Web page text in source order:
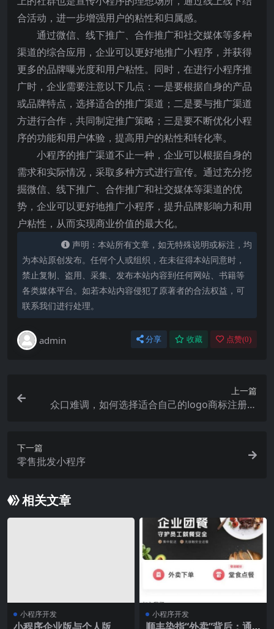
合活动，进一步增强用户的粘性和归属感。
通过微信、线下推广、合作推广和社交媒体等多种
渠道的综合应用，企业可以更好地推广小程序，并获得
更多的品牌曝光度和用户粘性。同时，在进行小程序推
广时，企业需要注意以下几点：一是要根据自身的产品
或品牌特点，选择适合的推广渠道；二是要与推广渠道
方进行合作，共同制定推广策略；三是要不断优化小程
序的功能和用户体验，提高用户的粘性和转化率。
小程序的推广渠道不止一种，企业可以根据自身的
需求和实际情况，采取多种方式进行宣传。通过充分挖
掘微信、线下推广、合作推广和社交媒体等渠道的优
势，企业可以更好地推广小程序，提升品牌影响力和用
户粘性，从而实现商业价值的最大化。
声明：本站所有文章，如无特殊说明或标注，均
为本站原创发布。任何个人或组织，在未征得本站同意时，
禁止复制、盗用、采集、发布本站内容到任何网站、书籍等
各类媒体平台。如若本站内容侵犯了原著者的合法权益，可
联系我们进行处理。
admin 分享 收藏 点赞(0)
上一篇
众口难调，如何选择适合自己的logo商标注册服
下一篇
零售批发小程序
相关文章
小程序开发 小程序开发